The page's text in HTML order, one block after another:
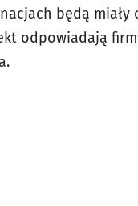
będą miały
odpowiadają